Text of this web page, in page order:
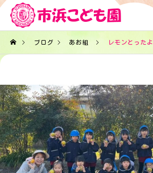
ブログ あお組 レモンとったよ